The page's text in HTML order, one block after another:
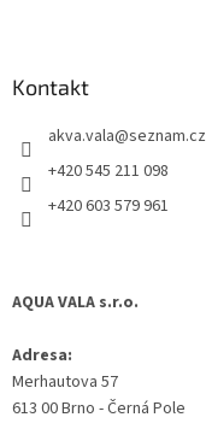
Kontakt
akva.vala@seznam.cz
+420 545 211 098
+420 603 579 961
AQUA VALA s.r.o.
Adresa:
Merhautova 57
613 00 Brno - Černá Pole